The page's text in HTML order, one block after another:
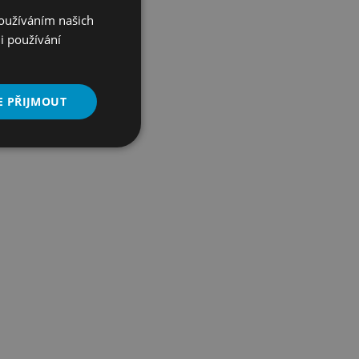
našich
používání
PŘIJMOUT
Nezařazené